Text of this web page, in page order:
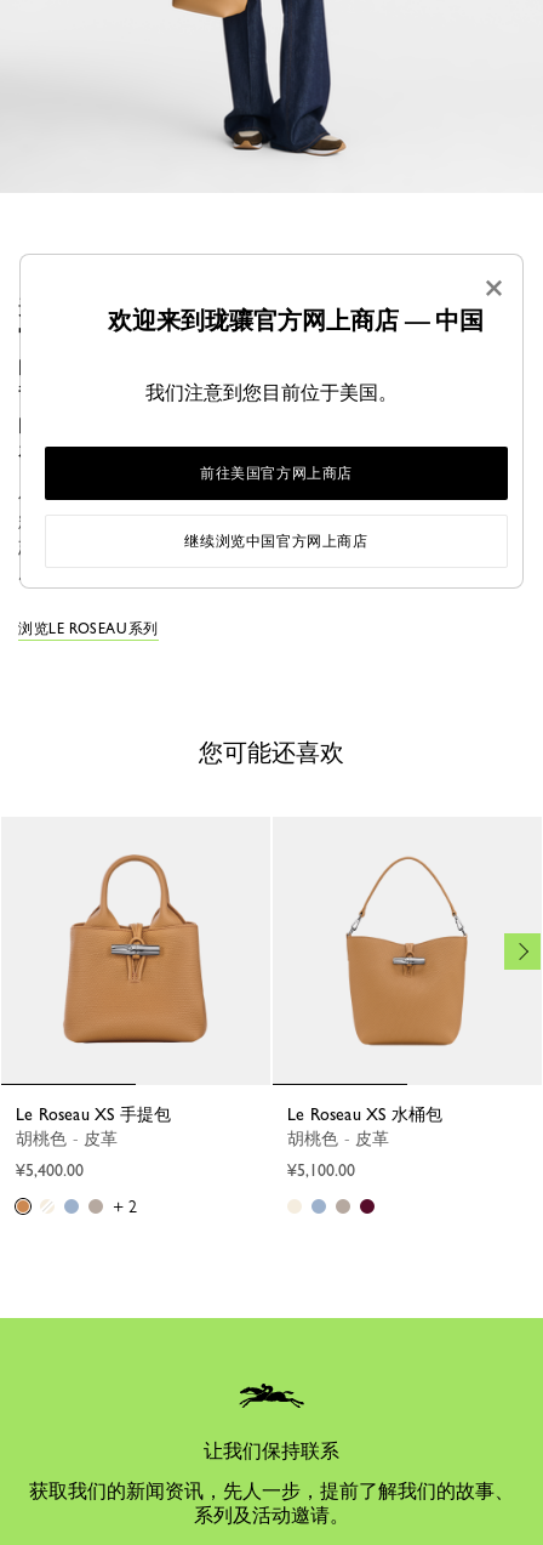
这款粒面大牛皮皮革手提包散发着永恒的优雅气息。
它非常适合日常使用，为您的所有个人物品提供充足
的空间。其可调节可拆卸肩带功能多样，可斜挎、肩
背或手提。竹扣像一颗闪闪发光的宝石，增添了闪亮
的女性气质。清新的图形线条突显皮革柔软的纹理，
在流金岁月中更增迷人气息。
作为 Maison 的标志性系列之一，Le Roseau 体现 Longchamp
精湛的皮革工艺和手工技艺。竹子扣环是该系列的象征性标
志，宛如模特身上装饰的珠宝，增添闪耀感和一丝柔美气
浏览LE ROSEAU系列
您可能还喜欢
Le Roseau XS 手提包
胡桃色 - 皮革
¥5,400.00
+ 2
Le Roseau XS 水桶包
胡桃色 - 皮革
¥5,100.00
让我们保持联系
获取我们的新闻资讯，先人一步，提前了解我们的故事、
系列及活动邀请。
×
欢迎来到珑骧官方网上商店 — 中国
我们注意到您目前位于美国。
前往美国官方网上商店
继续浏览中国官方网上商店